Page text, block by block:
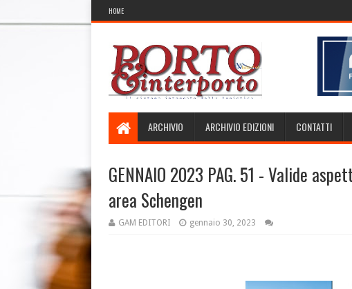
HOME
ARCHIVIO ARCHIVIO EDIZIONI CONTATTI
GENNAIO 2023 PAG. 51 - Valide
area Schengen
GAM EDITORI gennaio 30, 2023